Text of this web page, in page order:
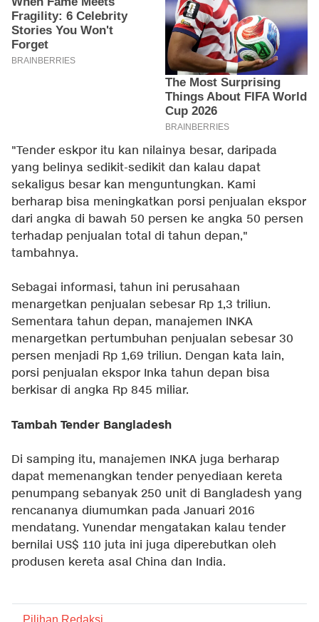
"Tender eskpor itu kan nilainya besar, daripada
yang belinya sedikit-sedikit dan kalau dapat
sekaligus besar kan menguntungkan. Kami
berharap bisa meningkatkan porsi penjualan ekspor
dari angka di bawah 50 persen ke angka 50 persen
terhadap penjualan total di tahun depan,"
tambahnya.
Sebagai informasi, tahun ini perusahaan
menargetkan penjualan sebesar Rp 1,3 triliun.
Sementara tahun depan, manajemen INKA
menargetkan pertumbuhan penjualan sebesar 30
persen menjadi Rp 1,69 triliun. Dengan kata lain,
porsi penjualan ekspor Inka tahun depan bisa
berkisar di angka Rp 845 miliar.
Tambah Tender Bangladesh
Di samping itu, manajemen INKA juga berharap
dapat memenangkan tender penyediaan kereta
penumpang sebanyak 250 unit di Bangladesh yang
rencananya diumumkan pada Januari 2016
mendatang. Yunendar mengatakan kalau tender
bernilai US$ 110 juta ini juga diperebutkan oleh
produsen kereta asal China dan India.
Pilihan Redaksi